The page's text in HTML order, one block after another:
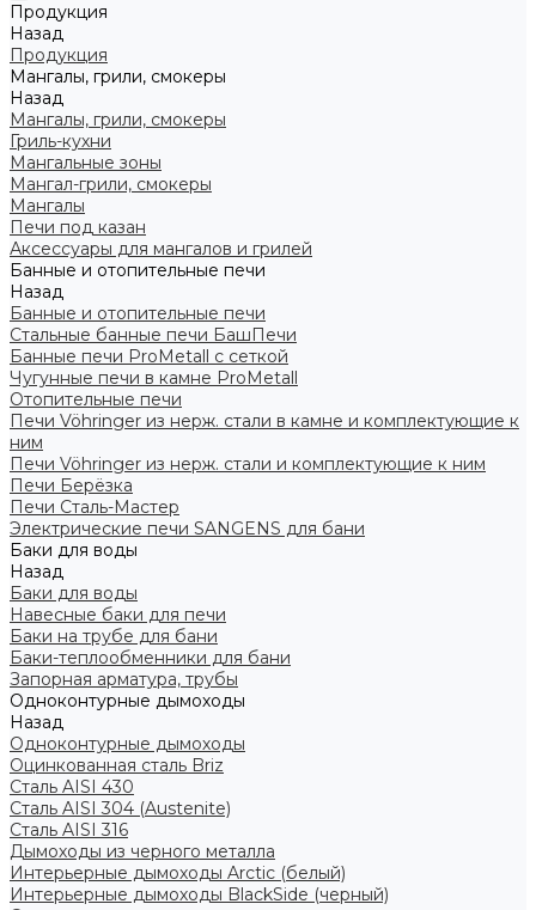
Продукция
Назад
Продукция
Мангалы, грили, смокеры
Назад
Мангалы, грили, смокеры
Гриль-кухни
Мангальные зоны
Мангал-грили, смокеры
Мангалы
Печи под казан
Аксессуары для мангалов и грилей
Банные и отопительные печи
Назад
Банные и отопительные печи
Стальные банные печи БашПечи
Банные печи ProMetall с сеткой
Чугунные печи в камне ProMetall
Отопительные печи
Печи Vöhringer из нерж. стали в камне и комплектующие к
ним
Печи Vöhringer из нерж. стали и комплектующие к ним
Печи Берёзка
Печи Сталь-Мастер
Электрические печи SANGENS для бани
Баки для воды
Назад
Баки для воды
Навесные баки для печи
Баки на трубе для бани
Баки-теплообменники для бани
Запорная арматура, трубы
Одноконтурные дымоходы
Назад
Одноконтурные дымоходы
Оцинкованная сталь Briz
Сталь AISI 430
Сталь AISI 304 (Austenite)
Сталь AISI 316
Дымоходы из черного металла
Интерьерные дымоходы Arctic (белый)
Интерьерные дымоходы BlackSide (черный)